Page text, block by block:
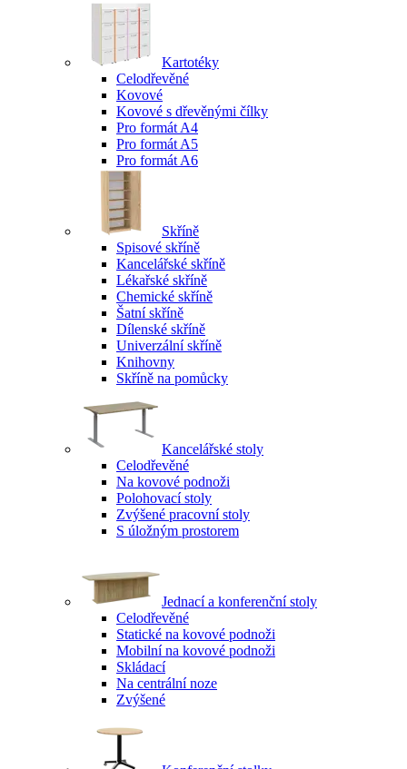
Kartotéky
Celodřevěné
Kovové
Kovové s dřevěnými čílky
Pro formát A4
Pro formát A5
Pro formát A6
Skříně
Spisové skříně
Kancelářské skříně
Lékařské skříně
Chemické skříně
Šatní skříně
Dílenské skříně
Univerzální skříně
Knihovny
Skříně na pomůcky
Kancelářské stoly
Celodřevěné
Na kovové podnoži
Polohovací stoly
Zvýšené pracovní stoly
S úložným prostorem
Jednací a konferenční stoly
Celodřevěné
Statické na kovové podnoži
Mobilní na kovové podnoži
Skládací
Na centrální noze
Zvýšené